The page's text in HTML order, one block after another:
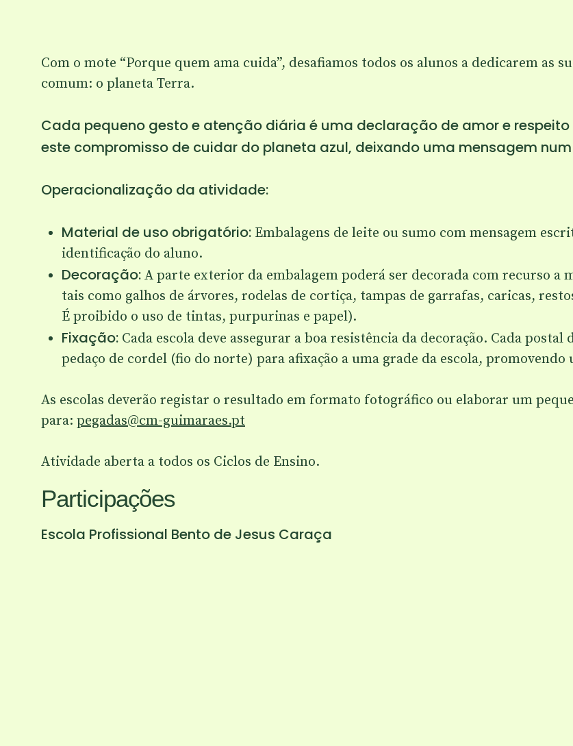
Com o mote “Porque quem ama cuida”, desafiamos todos os alunos a dedicarem as
comum: o planeta Terra.
Cada pequeno gesto e atenção diária é uma declaração de amor e
este compromisso de cuidar do planeta azul, deixando uma mensagem
Operacionalização da atividade:
Material de uso obrigatório: Embalagens de leite ou sumo com mensagem
identificação do aluno.
Decoração: A parte exterior da embalagem poderá ser decorada com recurso a
tais como galhos de árvores, rodelas de cortiça, tampas de garrafas, caricas,
É proibido o uso de tintas, purpurinas e papel).
Fixação: Cada escola deve assegurar a boa resistência da decoração. Cada
pedaço de cordel (fio do norte) para afixação a uma grade da escola, promovendo
As escolas deverão registar o resultado em formato fotográfico ou elaborar um
para: pegadas@cm-guimaraes.pt
Atividade aberta a todos os Ciclos de Ensino.
Participações
Escola Profissional Bento de Jesus Caraça